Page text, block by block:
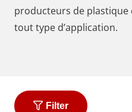
producteurs de
tout type d’application.
Filter